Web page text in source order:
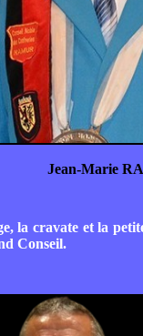
Jean-Marie
la cravate et la
Conseil.